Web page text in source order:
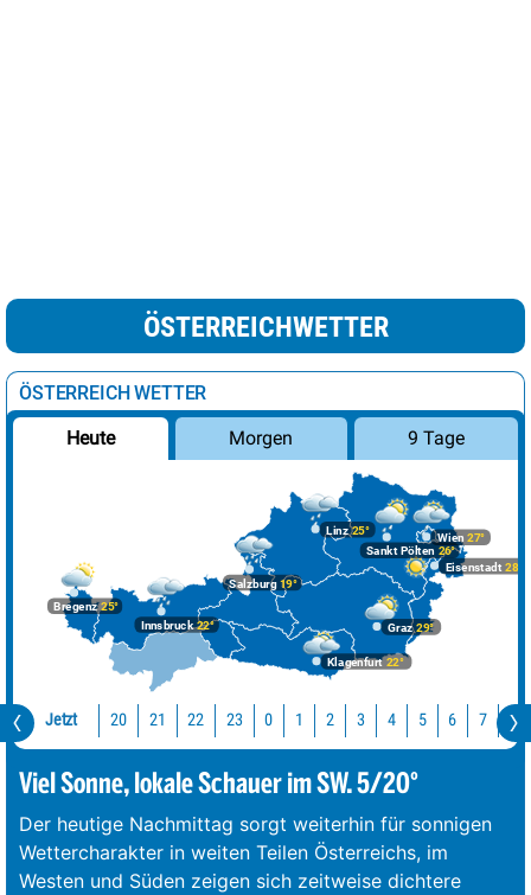
ÖSTERREICHWETTER
ÖSTERREICH WETTER
Heute Morgen 9 Tage
Bregenz25°
Graz29°
Innsbruck22°
Klagenfurt 22°
Linz25°
Salzburg19°
Wien 27°
Eisenstadt 28°
Sankt Pölten 26°
Jetzt 20 21 22 23 0 1 2 3 4 5 6 7 8
Viel Sonne, lokale Schauer im SW. 5/20°
Der heutige Nachmittag sorgt weiterhin für sonnigen
Wettercharakter in weiten Teilen Österreichs, im
Westen und Süden zeigen sich zeitweise dichtere